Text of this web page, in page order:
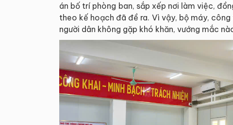
án bố trí phòng ban, sắp xếp nơi làm việc,
theo kế hoạch đã đề ra. Vì vậy, bộ máy,
người dân không gặp khó khăn, vướng mắc